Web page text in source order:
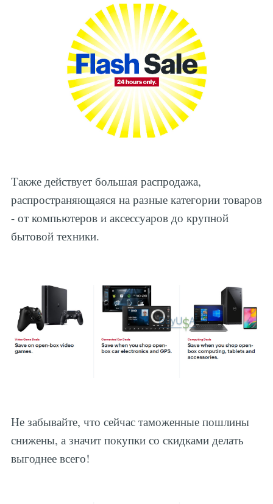
Также действует большая распродажа,
распространяющаяся на разные категории товаров
- от компьютеров и аксессуаров до крупной
бытовой техники.
Не забывайте, что сейчас таможенные пошлины
снижены, а значит покупки со скидками делать
выгоднее всего!